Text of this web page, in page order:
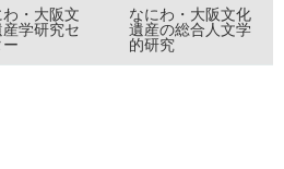
わ・大阪文
産学研究セ
ー
なにわ・大阪文化
遺産の総合人文学
的研究